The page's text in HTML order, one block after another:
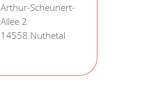
Arthur-Scheunert-
Allee 2
14558 Nuthetal